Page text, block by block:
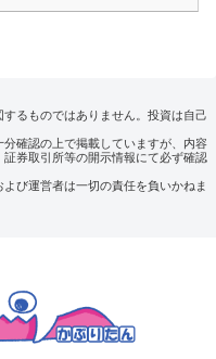
るものではありません。投資は自己
確認の上で掲載していますが、内容
券取引所等の開示情報にて必ず確認
び運営者は一切の責任を負いかねま